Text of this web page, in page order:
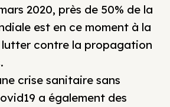
2020, près de 50% de la
est en ce moment à la
lutter contre la propagation
crise sanitaire sans
a également des